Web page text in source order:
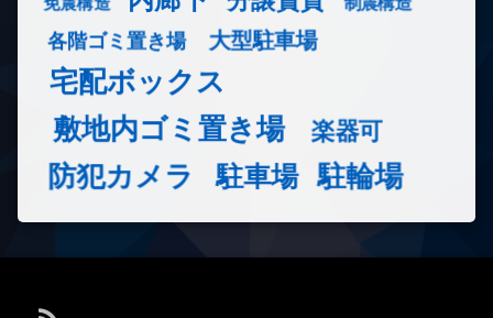
各階ゴミ置き場 大型駐車場
宅配ボックス
敷地内ゴミ置き場
楽器可
防犯カメラ 駐車場 駐輪場